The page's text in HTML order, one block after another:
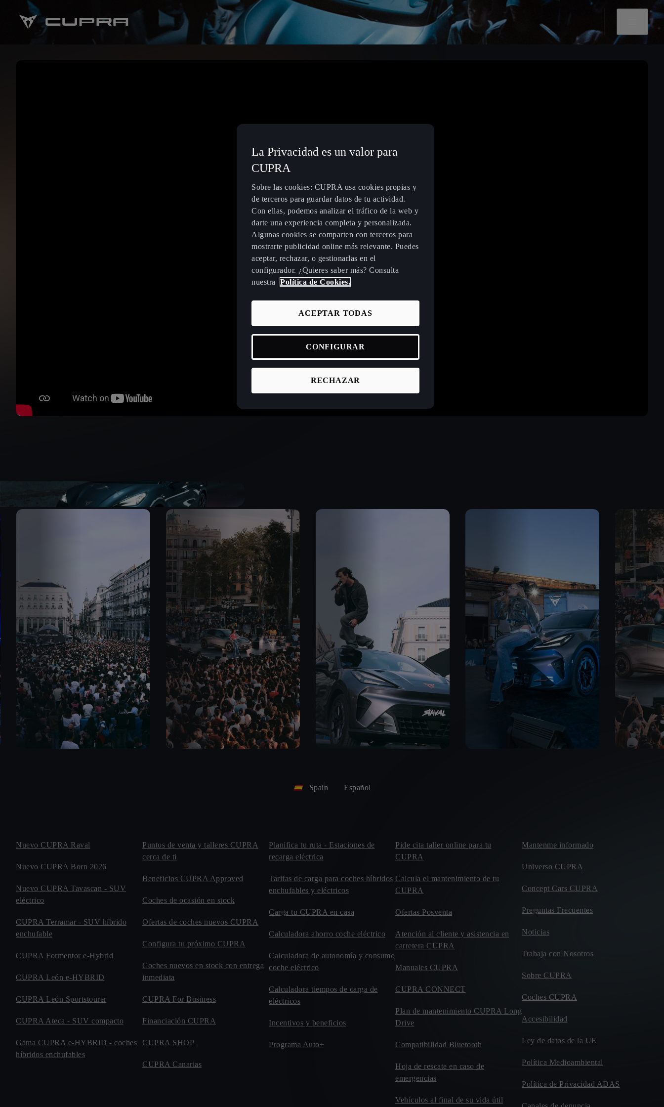
Spain Español
Nuevo CUPRA Raval
Nuevo CUPRA Born 2026
Nuevo CUPRA Tavascan - SUV
eléctrico
CUPRA Terramar - SUV híbrido
enchufable
CUPRA Formentor e-Hybrid
CUPRA León e-HYBRID
CUPRA León Sportstourer
CUPRA Ateca - SUV compacto
Gama CUPRA e-HYBRID - coches
híbridos enchufables
Puntos de venta y talleres CUPRA
cerca de ti
Beneficios CUPRA Approved
Coches de ocasión en stock
Ofertas de coches nuevos CUPRA
Configura tu próximo CUPRA
Coches nuevos en stock con entrega
inmediata
CUPRA For Business
Financiación CUPRA
CUPRA SHOP
CUPRA Canarias
Planifica tu ruta - Estaciones de
recarga eléctrica
Tarifas de carga para coches híbridos
enchufables y eléctricos
Carga tu CUPRA en casa
Calculadora ahorro coche eléctrico
Calculadora de autonomía y consumo
coche eléctrico
Calculadora tiempos de carga de
eléctricos
Incentivos y beneficios
Programa Auto+
Pide cita taller online para tu
CUPRA
Calcula el mantenimiento de tu
CUPRA
Ofertas Posventa
Atención al cliente y asistencia en
carretera CUPRA
Manuales CUPRA
CUPRA CONNECT
Plan de mantenimiento CUPRA Long
Drive
Compatibilidad Bluetooth
Hoja de rescate en caso de
emergencias
Vehículos al final de su vida útil
Mantenme informado
Universo CUPRA
Concept Cars CUPRA
Preguntas Frecuentes
Noticias
Trabaja con Nosotros
Sobre CUPRA
Coches CUPRA
Accesibilidad
Ley de datos de la UE
Política Medioambiental
Política de Privacidad ADAS
La Privacidad es un valor para
CUPRA
Sobre las cookies: CUPRA usa cookies propias y
de terceros para guardar datos de tu actividad.
Con ellas, podemos analizar el tráfico de la web y
darte una experiencia completa y personalizada.
Algunas cookies se comparten con terceros para
mostrarte publicidad online más relevante. Puedes
aceptar, rechazar, o gestionarlas en el
configurador. ¿Quieres saber más? Consulta
nuestra
Política de Cookies.
RECHAZAR
ACEPTAR TODAS
CONFIGURAR